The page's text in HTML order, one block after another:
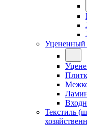
Уцененный
Текстиль